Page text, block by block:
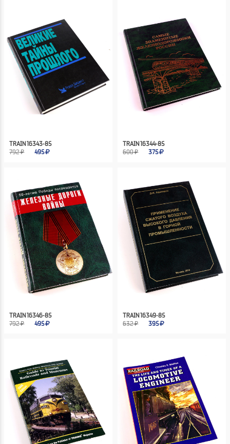
TRAIN 16343-85
792 ₽
495
TRAIN 16344-85
600 ₽
375
TRAIN 16346-85
792 ₽
495
TRAIN 16349-85
632 ₽
395